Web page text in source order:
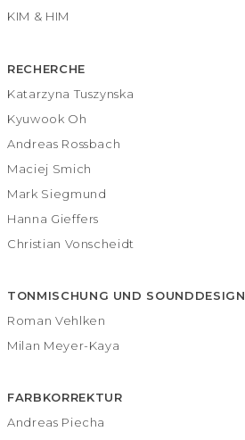
KIM & HIM
RECHERCHE
Katarzyna Tuszynska
Kyuwook Oh
Andreas Rossbach
Maciej Smich
Mark Siegmund
Hanna Gieffers
Christian Vonscheidt
TONMISCHUNG UND SOUNDDESIGN
Roman Vehlken
Milan Meyer-Kaya
FARBKORREKTUR
Andreas Piecha